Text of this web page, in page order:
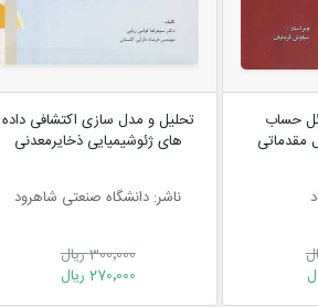
حساب
مقدماتی
تحلیل و مدل سازی اکتشافی داده
های ژئوشیمیایی ذخایرمعدنی
ناشر: دانشگاه صنعتی شاهرود
300٬000 ریال
270٬000 ریال